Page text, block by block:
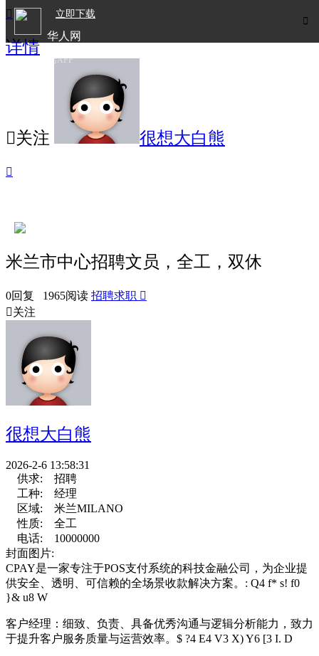

立即下载
华人网
欧洲华人生活APP

详情
关注 很想大白熊

米兰市中心招聘文员，全工，双休
0回复 1965阅读 招聘求职 
关注
很想大白熊
2026-2-6 13:58:31
供求:
招聘
工种:
经理
区域:
米兰MILANO
性质:
全工
电话:
10000000
封面图片:
CPAY是一家专注于POS支付系统的科技金融公司，为企业提
供安全、透明、可信赖的全场景收款解决方案。 : Q4 f* s! f0
}& u8 W
客户经理：细致、负责、具备优秀沟通与逻辑分析能力，致力
于提升客户服务质量与运营效率。 $ ?4 E4 V3 X) Y6 [3 I. D